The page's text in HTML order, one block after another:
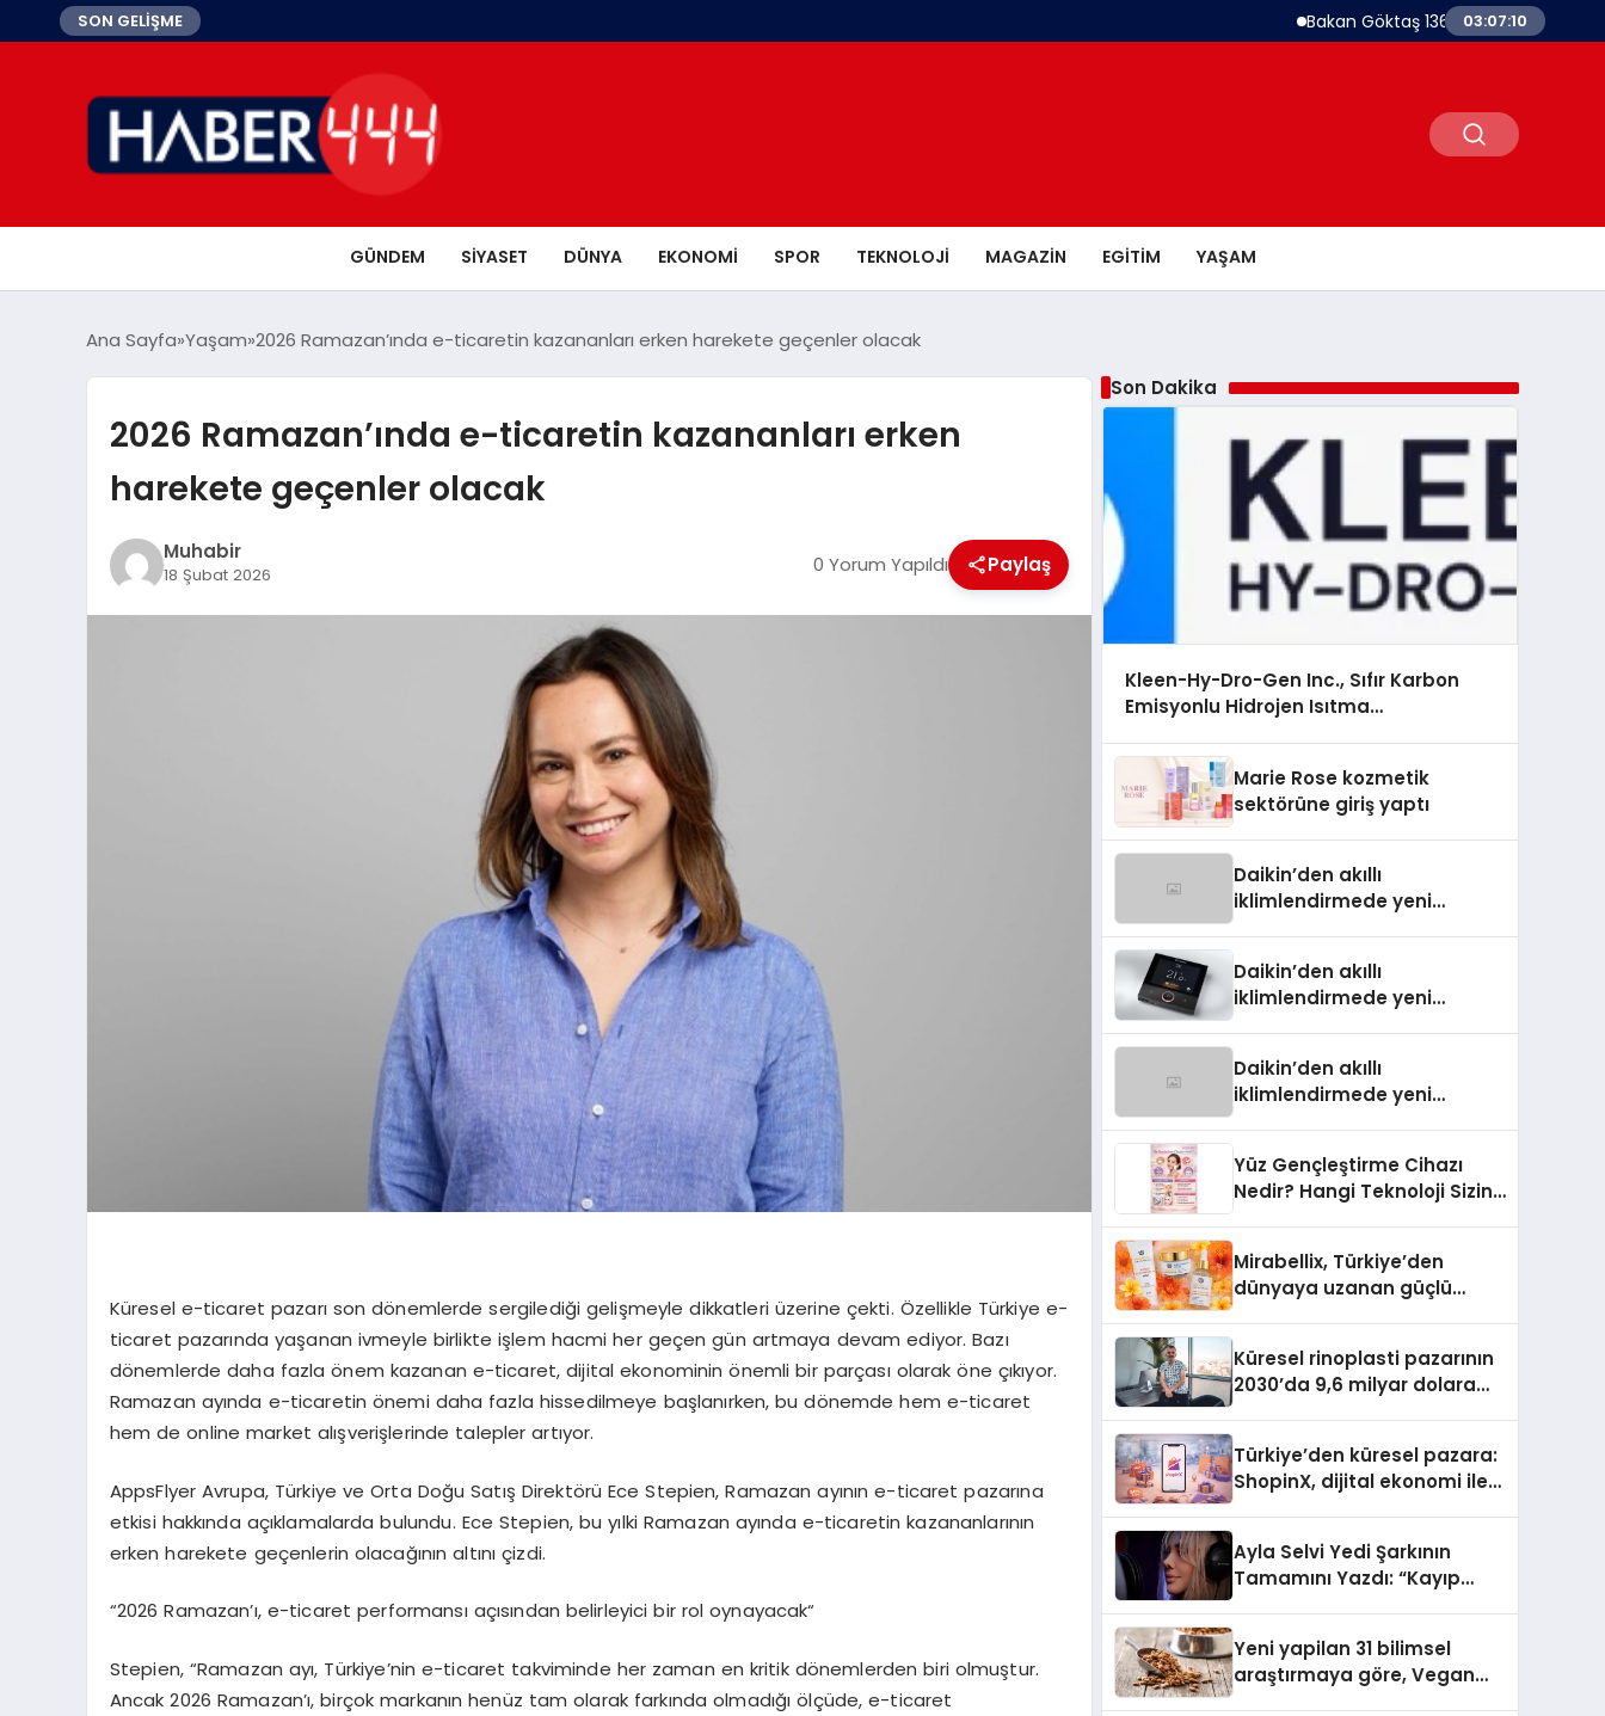
SON GELİŞME Bakan Göktaş 1367 Kadın Kooperatifine
03:07:11
GÜNDEM SIYASET DÜNYA EKONOMI SPOR TEKNOLOJI MAGAZIN EGITIM YAŞAM
Ana Sayfa Yaşam 2026 Ramazan’ında e-ticaretin kazananları erken harekete geçenler olacak
2026 Ramazan’ında e-ticaretin kazananları erken
harekete geçenler olacak
Muhabir
18 Şubat 2026 0 Yorum Yapıldı Paylaş
Küresel e-ticaret pazarı son dönemlerde sergilediği gelişmeyle dikkatleri üzerine çekti. Özellikle Türkiye e-
ticaret pazarında yaşanan ivmeyle birlikte işlem hacmi her geçen gün artmaya devam ediyor. Bazı
dönemlerde daha fazla önem kazanan e-ticaret, dijital ekonominin önemli bir parçası olarak öne çıkıyor.
Ramazan ayında e-ticaretin önemi daha fazla hissedilmeye başlanırken, bu dönemdehem e-ticaret
hem deonline market alışverişlerinde talepler artıyor.
AppsFlyer Avrupa, Türkiye ve Orta Doğu Satış Direktörü EceStepien, Ramazan ayının e-ticaret pazarına
etkisi hakkında açıklamalarda bulundu. Ece Stepien, bu yılki Ramazan ayında e-ticaretin kazananlarının
erken harekete geçenlerin olacağının altını çizdi.
“2026 Ramazan’ı, e-ticaret performansı açısından belirleyici bir rol oynayacak“
Stepien, “Ramazan ayı, Türkiye’nin e-ticaret takviminde her zaman en kritik dönemlerden biri olmuştur.
Ancak 2026 Ramazan’ı, birçok markanın henüz tam olarak farkında olmadığı ölçüde, e-ticaret
Son Dakika
Kleen-Hy-Dro-Gen Inc., Sıfır Karbon
Emisyonlu Hidrojen Isıtma
Onaylarını Aldı
Marie Rose kozmetik
sektörüne giriş yaptı
Daikin’den akıllı
iklimlendirmede yeni
Daikin’den akıllı
iklimlendirmede yeni
Daikin’den akıllı
iklimlendirmede yeni
Yüz Gençleştirme Cihazı
Nedir? Hangi Teknoloji Sizin
Mirabellix, Türkiye’den
dünyaya uzanan güçlü
Küresel rinoplasti pazarının
2030’da 9,6 milyar dolara
Türkiye’den küresel pazara:
ShopinX, dijital ekonomi ile
Ayla Selvi Yedi Şarkının
Tamamını Yazdı: “Kayıp
Yeni yapilan 31 bilimsel
araştırmaya göre, Vegan